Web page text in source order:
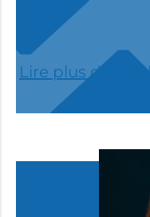
Lire plus de